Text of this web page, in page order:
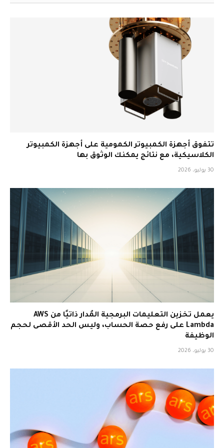
تتفوق أجهزة الكمبيوتر الكمومية على أجهزة الكمبيوتر
الكلاسيكية، مع نتائج يمكنك الوثوق بها
30 يوليو، 2026
يعمل تخزين التعليمات البرمجية المُدار ذاتيًا من AWS
Lambda على رفع حصة الحساب، وليس الحد الأقصى لحجم
الوظيفة
30 يوليو، 2026